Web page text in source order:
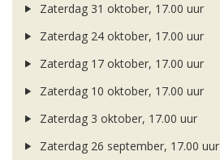
Zaterdag 31 oktober, 17.00 uur
Zaterdag 24 oktober, 17.00 uur
Zaterdag 17 oktober, 17.00 uur
Zaterdag 10 oktober, 17.00 uur
Zaterdag 3 oktober, 17.00 uur
Zaterdag 26 september, 17.00 uur